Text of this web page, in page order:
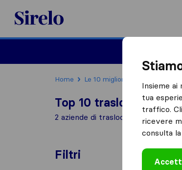
Sirelo.it
Home Le 10 migliori aziende di
Top 10 traslocatori a
2 aziende di traslochi trovate a
Filtri
Insieme
tua
traffico.
ricevere
consulta